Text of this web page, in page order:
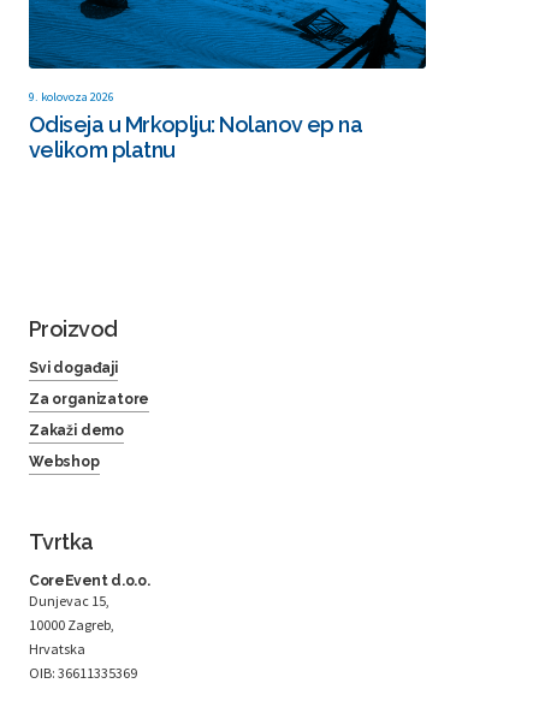
9. kolovoza 2026
Odiseja u Mrkoplju: Nolanov ep na
velikom platnu
Proizvod
Svi događaji
Za organizatore
Zakaži demo
Webshop
Tvrtka
CoreEvent d.o.o.
Dunjevac 15,
10000 Zagreb,
Hrvatska
OIB: 36611335369